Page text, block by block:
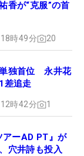
香が“克服”の首
時49分 20
独首位 永井花
差追走
時42分 1
ーAD PT』が
穴井詩も投入